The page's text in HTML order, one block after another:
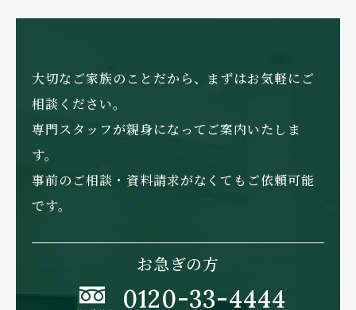
大切なご家族のことだから、まずはお気軽にご
相談ください。
専門スタッフが親身になってご案内いたしま
す。
事前のご相談・資料請求がなくてもご依頼可能
です。
お急ぎの方
0120-33-4444